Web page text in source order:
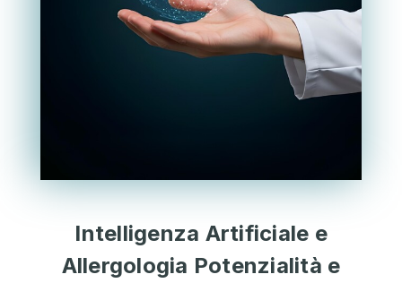
Intelligenza Artificiale e
Allergologia Potenzialità e